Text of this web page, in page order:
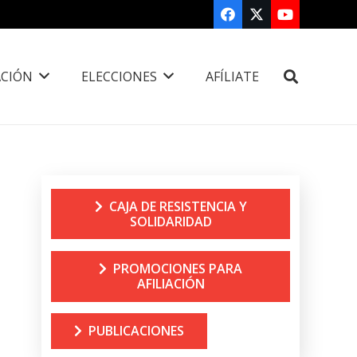
ELECCIONES AFÍLIATE
CAJA DE RESISTENCIA Y
SOLIDARIDAD
PROMOCIONES PARA
AFILIACIÓN
PUBLICACIONES